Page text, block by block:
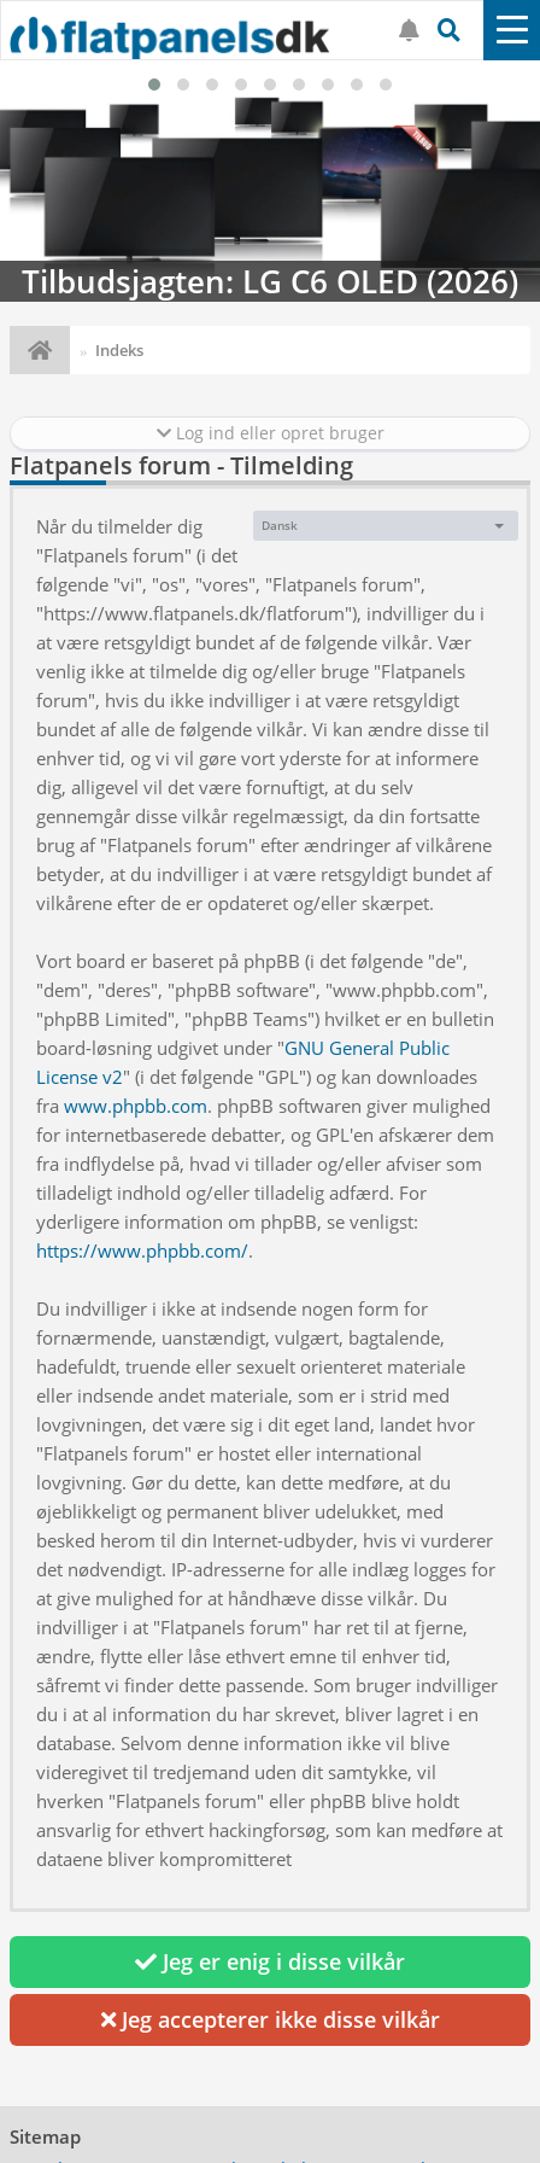
Tilbudsjagten: LG C6 OLED (2026)
Indeks
Log ind eller opret bruger
Flatpanels forum - Tilmelding
Sprog:
Dansk
Når du tilmelder dig
"Flatpanels forum" (i det
følgende "vi", "os", "vores", "Flatpanels forum",
"https://www.flatpanels.dk/flatforum"), indvilliger du i
at være retsgyldigt bundet af de følgende vilkår. Vær
venlig ikke at tilmelde dig og/eller bruge "Flatpanels
forum", hvis du ikke indvilliger i at være retsgyldigt
bundet af alle de følgende vilkår. Vi kan ændre disse til
enhver tid, og vi vil gøre vort yderste for at informere
dig, alligevel vil det være fornuftigt, at du selv
gennemgår disse vilkår regelmæssigt, da din fortsatte
brug af "Flatpanels forum" efter ændringer af vilkårene
betyder, at du indvilliger i at være retsgyldigt bundet af
vilkårene efter de er opdateret og/eller skærpet.
Vort board er baseret på phpBB (i det følgende "de",
"dem", "deres", "phpBB software", "www.phpbb.com",
"phpBB Limited", "phpBB Teams") hvilket er en bulletin
board-løsning udgivet under "GNU General Public
License v2" (i det følgende "GPL") og kan downloades
fra www.phpbb.com. phpBB softwaren giver mulighed
for internetbaserede debatter, og GPL'en afskærer dem
fra indflydelse på, hvad vi tillader og/eller afviser som
tilladeligt indhold og/eller tilladelig adfærd. For
yderligere information om phpBB, se venligst:
https://www.phpbb.com/.
Du indvilliger i ikke at indsende nogen form for
fornærmende, uanstændigt, vulgært, bagtalende,
hadefuldt, truende eller sexuelt orienteret materiale
eller indsende andet materiale, som er i strid med
lovgivningen, det være sig i dit eget land, landet hvor
"Flatpanels forum" er hostet eller international
lovgivning. Gør du dette, kan dette medføre, at du
øjeblikkeligt og permanent bliver udelukket, med
besked herom til din Internet-udbyder, hvis vi vurderer
det nødvendigt. IP-adresserne for alle indlæg logges for
at give mulighed for at håndhæve disse vilkår. Du
indvilliger i at "Flatpanels forum" har ret til at fjerne,
ændre, flytte eller låse ethvert emne til enhver tid,
såfremt vi finder dette passende. Som bruger indvilliger
du i at al information du har skrevet, bliver lagret i en
database. Selvom denne information ikke vil blive
videregivet til tredjemand uden dit samtykke, vil
hverken "Flatpanels forum" eller phpBB blive holdt
ansvarlig for ethvert hackingforsøg, som kan medføre at
dataene bliver kompromitteret
Jeg er enig i disse vilkår
Jeg accepterer ikke disse vilkår
Sitemap